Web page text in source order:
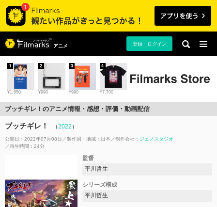
アニメ 登録・ログイン
¥1,650
1
¥990
2
¥990
3
¥7,700
4
ブッチギレ！のアニメ情報・感想・評価・動画配信
ブッチギレ！ （2022 ）
公開日：2022年07月08日 製作国・地域： 日本 制作会社： ジェノスタジオ
再生時間：24分
監督
平川哲生
シリーズ構成
平川哲生